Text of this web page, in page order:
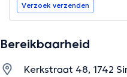
Verzoek verzenden
Bereikbaarheid
Kerkstraat 48, 1742